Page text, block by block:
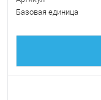
Базовая единица